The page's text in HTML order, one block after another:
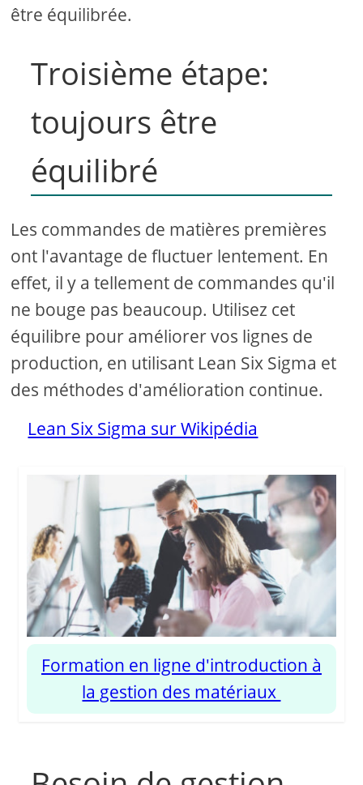
être équilibrée.
Troisième étape:
toujours être
équilibré
Les commandes de matières premières
ont l'avantage de fluctuer lentement. En
effet, il y a tellement de commandes qu'il
ne bouge pas beaucoup. Utilisez cet
équilibre pour améliorer vos lignes de
production, en utilisant Lean Six Sigma et
des méthodes d'amélioration continue.
Lean Six Sigma sur Wikipédia
Formation en ligne d'introduction à
la gestion des matériaux